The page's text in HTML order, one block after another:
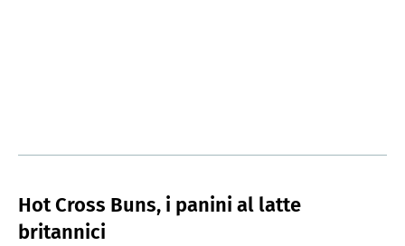
Hot Cross Buns, i panini al latte
britannici